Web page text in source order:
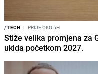
/TECH I PRIJE OKO 5H
Stiže velika promjena za
ukida početkom 2027.